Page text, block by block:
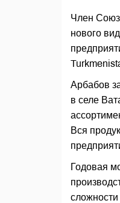
Член
нового
Арбабов
в селе
Вся
Годовая